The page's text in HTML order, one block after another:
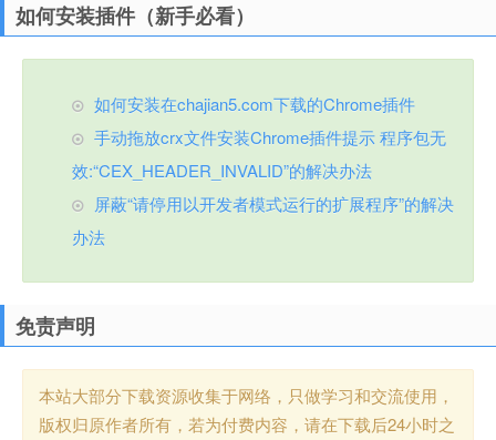
如何安装插件（新手必看）
如何安装在chajian5.com下载的Chrome插件
手动拖放crx文件安装Chrome插件提示 程序包无
效:“CEX_HEADER_INVALID”的解决办法
屏蔽“请停用以开发者模式运行的扩展程序”的解决
办法
免责声明
本站大部分下载资源收集于网络，只做学习和交流使用，
版权归原作者所有，若为付费内容，请在下载后24小时之